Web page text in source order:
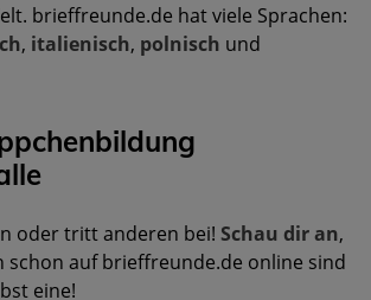
brieffreunde.de hat viele Sprachen:
, italienisch, polnisch und
oder tritt anderen bei! Schau dir an,
schon auf brieffreunde.de online sind
eine!